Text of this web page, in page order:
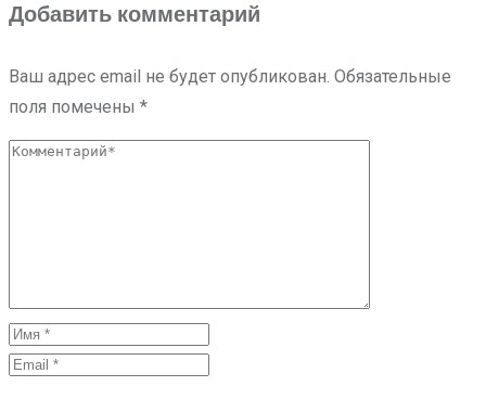
Добавить комментарий
Ваш адрес email не будет опубликован. Обязательные
поля помечены *